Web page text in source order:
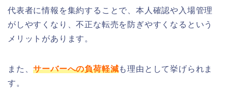
代表者に情報を集約することで、本人確認や入場管理
がしやすくなり、不正な転売を防ぎやすくなるという
メリットがあります。
また、サーバーへの負荷軽減も理由として挙げられま
す。